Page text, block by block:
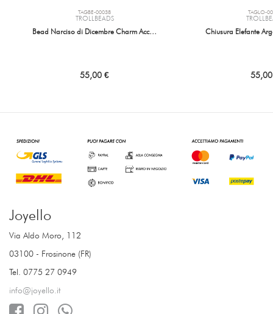
TAGBE-00038
TROLLBEADS
Bead Narciso di Dicembre Charm Acc…
55,00 €
TAGLO-
Chiusura Elefante
Joyello
Via Aldo Moro, 112
03100 - Frosinone (FR)
Tel. 0775 27 0949
info@joyello.it